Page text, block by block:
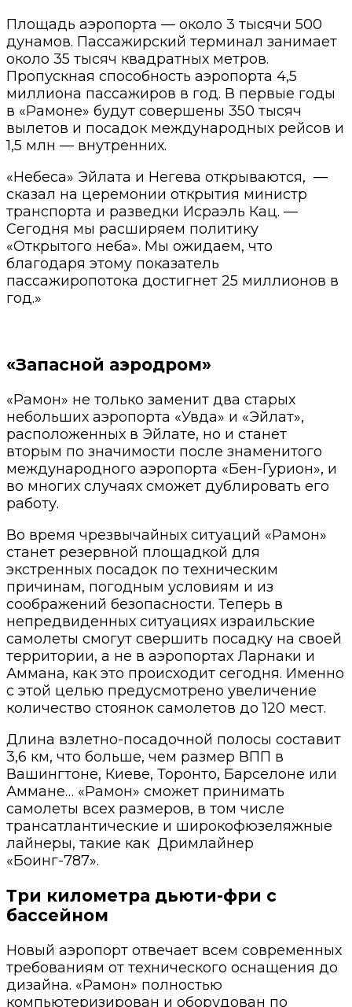
Площадь аэропорта — около 3 тысячи 500
дунамов. Пассажирский терминал занимает
около 35 тысяч квадратных метров.
Пропускная способность аэропорта 4,5
миллиона пассажиров в год. В первые годы
в «Рамоне» будут совершены 350 тысяч
вылетов и посадок международных рейсов и
1,5 млн — внутренних.
«Небеса» Эйлата и Негева открываются, —
сказал на церемонии открытия министр
транспорта и разведки Исраэль Кац. —
Сегодня мы расширяем политику
«Открытого неба». Мы ожидаем, что
благодаря этому показатель
пассажиропотока достигнет 25 миллионов в
год.»
«Запасной аэродром»
«Рамон» не только заменит два старых
небольших аэропорта «Увда» и «Эйлат»,
расположенных в Эйлате, но и станет
вторым по значимости после знаменитого
международного аэропорта «Бен-Гурион», и
во многих случаях сможет дублировать его
работу.
Во время чрезвычайных ситуаций «Рамон»
станет резервной площадкой для
экстренных посадок по техническим
причинам, погодным условиям и из
соображений безопасности. Теперь в
непредвиденных ситуациях израильские
самолеты смогут свершить посадку на своей
территории, а не в аэропортах Ларнаки и
Аммана, как это происходит сегодня. Именно
с этой целью предусмотрено увеличение
количество стоянок самолетов до 120 мест.
Длина взлетно-посадочной полосы составит
3,6 км, что больше, чем размер ВПП в
Вашингтоне, Киеве, Торонто, Барселоне или
Аммане… «Рамон» сможет принимать
самолеты всех размеров, в том числе
трансатлантические и широкофюзеляжные
лайнеры, такие как Дримлайнер
«Боинг-787».
Три километра дьюти-фри с
бассейном
Новый аэропорт отвечает всем современных
требованиям от технического оснащения до
дизайна. «Рамон» полностью
компьютеризирован и оборудован по